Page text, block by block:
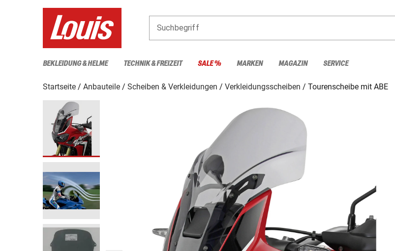
Suchbegriff
BEKLEIDUNG & HELME TECHNIK & FREIZEIT SALE % MARKEN MAGAZIN SERVICE
Startseite Anbauteile Scheiben & Verkleidungen Verkleidungsscheiben
Tourenscheibe mit ABE